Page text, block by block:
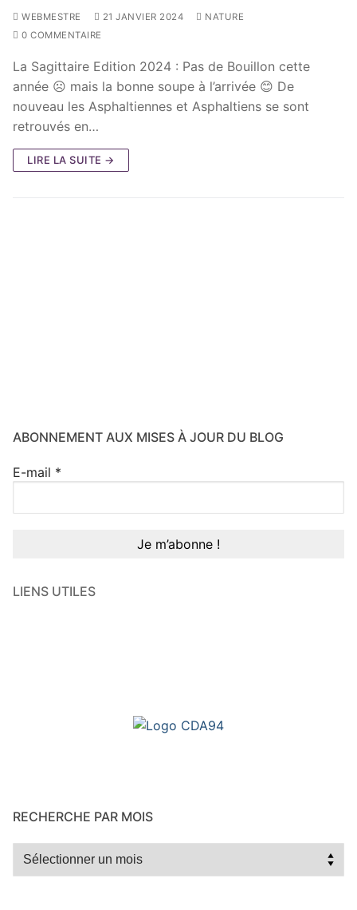
WEBMESTRE 21 JANVIER 2024
NATURE
0 COMMENTAIRE
La Sagittaire Edition 2024 : Pas de Bouillon cette
année ☹ mais la bonne soupe à l’arrivée 😊 De
nouveau les Asphaltiennes et Asphaltiens se sont
retrouvés en…
LIRE LA SUITE →
ABONNEMENT AUX MISES À JOUR DU BLOG
E-mail *
LIENS UTILES
RECHERCHE PAR MOIS
Recherche